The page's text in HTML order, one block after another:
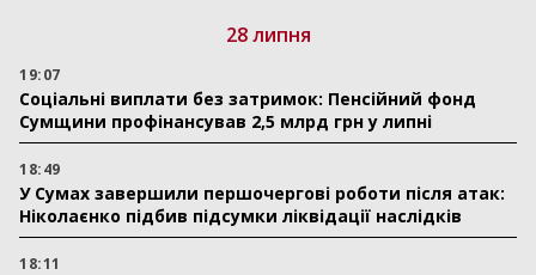
28 липня
19:07
Соціальні виплати без затримок: Пенсійний фонд
Сумщини профінансував 2,5 млрд грн у липні
18:49
У Сумах завершили першочергові роботи після атак:
Ніколаєнко підбив підсумки ліквідації наслідків
18:11